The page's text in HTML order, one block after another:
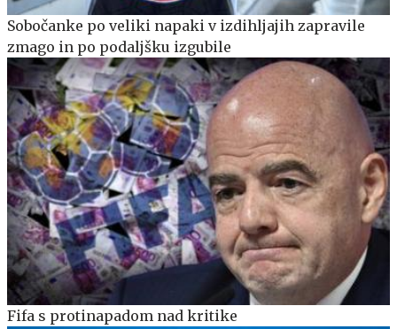
Sobočanke po veliki napaki v izdihljajih zapravile
zmago in po podaljšku izgubile
Fifa s protinapadom nad kritike